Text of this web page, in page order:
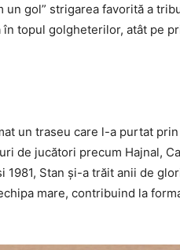
gol” strigarea favorită a
topul golgheterilor, atât pe
un traseu care l-a purtat
de jucători precum Hajnal,
1981, Stan și-a trăit anii de
mare, contribuind la